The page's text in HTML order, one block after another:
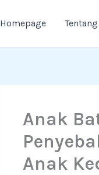
Homepage
Anak
Anak